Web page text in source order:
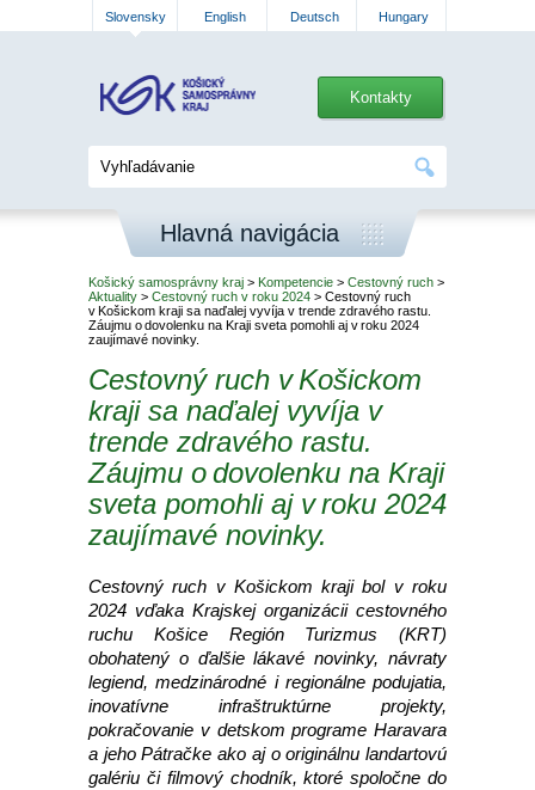
Slovensky English Deutsch Hungary
Kontakty
Hlavná navigácia
Košický samosprávny kraj > Kompetencie > Cestovný ruch >
Aktuality > Cestovný ruch v roku 2024 > Cestovný ruch
v Košickom kraji sa naďalej vyvíja v trende zdravého rastu.
Záujmu o dovolenku na Kraji sveta pomohli aj v roku 2024
zaujímavé novinky.
Cestovný ruch v Košickom
kraji sa naďalej vyvíja v
trende zdravého rastu.
Záujmu o dovolenku na Kraji
sveta pomohli aj v roku 2024
zaujímavé novinky.
Cestovný ruch v Košickom kraji bol v roku
2024 vďaka Krajskej organizácii cestovného
ruchu Košice Región Turizmus (KRT)
obohatený o ďalšie lákavé novinky, návraty
legiend, medzinárodné i regionálne podujatia,
inovatívne infraštruktúrne projekty,
pokračovanie v detskom programe Haravara
a jeho Pátračke ako aj o originálnu landartovú
galériu či filmový chodník, ktoré spoločne do